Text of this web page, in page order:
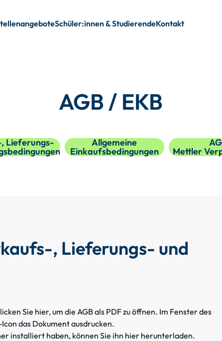
Schüler:innen & StudierendeKontakt
AGB / EKB
Lieferungs- Allgemeine
Einkaufsbedingungen Mettler
, Lieferungs- und
Sie hier, um die AGB als PDF zu öffnen. Im Fenster des
das Dokument ausdrucken.
installiert haben, können Sie ihn hierherunterladen.